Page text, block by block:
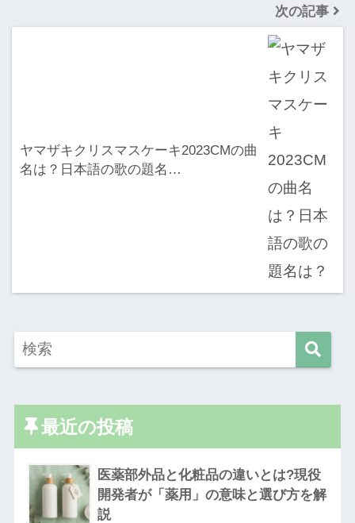
次の記事
ヤマザキクリスマスケーキ2023CMの曲
名は？日本語の歌の題名…
最近の投稿
医薬部外品と化粧品の違いとは?現役
開発者が「薬用」の意味と選び方を解
説